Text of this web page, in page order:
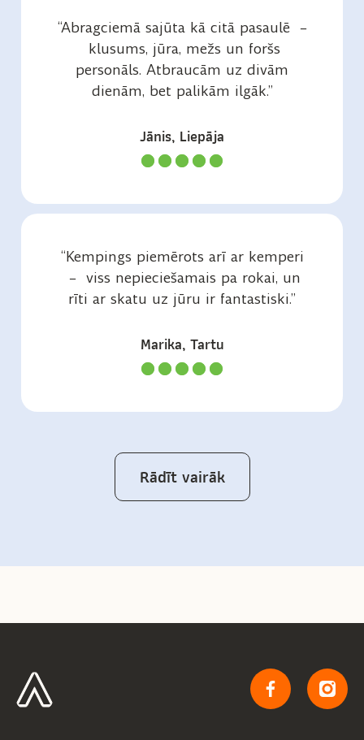
“Abragciemā sajūta kā citā pasaulē –
klusums, jūra, mežs un foršs
personāls. Atbraucām uz divām
dienām, bet palikām ilgāk.”
Jānis, Liepāja
“Kempings piemērots arī ar kemperi
– viss nepieciešamais pa rokai, un
rīti ar skatu uz jūru ir fantastiski.”
Marika, Tartu
Rādīt vairāk